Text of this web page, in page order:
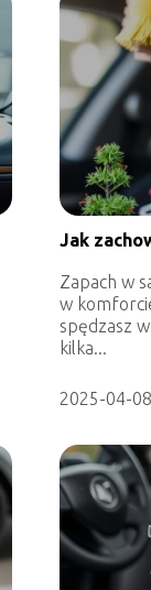
Jak
Zapach w
w
spędzasz
kilka...
2025-04-08